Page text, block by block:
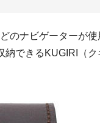
のナビゲーターが
納できるKUGIRI（